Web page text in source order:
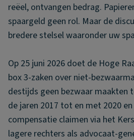
reëel, ontvangen bedrag.
spaargeld geen rol. Maar de
bredere stelsel waaronder uw
Op 25 juni 2026 doet de Hoge
box 3-zaken over niet-
destijds geen bezwaar maakten
de jaren 2017 tot en met 2020
compensatie claimen via het
lagere rechters als advocaat-